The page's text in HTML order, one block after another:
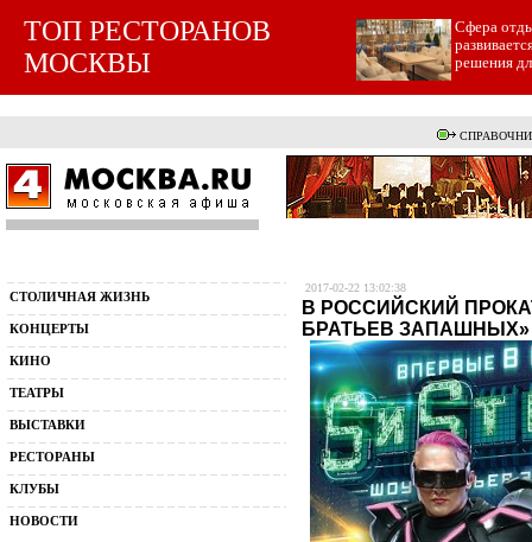
ТОП РЕСТОРАНОВ
МОСКВЫ
Cфера
решения
СТОЛИЧНАЯ ЖИЗНЬ
КОНЦЕРТЫ
КИНО
ТЕАТРЫ
ВЫСТАВКИ
РЕСТОРАНЫ
КЛУБЫ
НОВОСТИ
2017-02-22 13:02:38
В РОССИЙСКИЙ
БРАТЬЕВ ЗАПАШНЫХ»